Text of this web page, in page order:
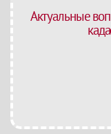
Актуальные